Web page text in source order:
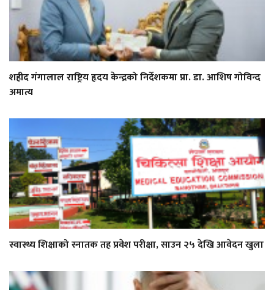
शहीद गंगालाल राष्ट्रिय हृदय केन्द्रको निर्देशकमा प्रा. डा. आशिष गोविन्द
अमात्य
स्वास्थ्य शिक्षाको स्नातक तह प्रवेश परीक्षा, साउन २५ देखि आवेदन खुला